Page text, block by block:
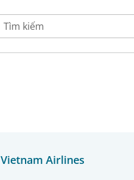
Vietnam Airlines